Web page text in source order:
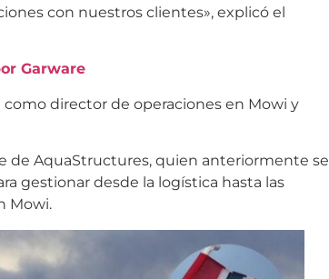
con nuestros clientes», explicó el
Garware
director de operaciones en Mowi y
de AquaStructures, quien anteriormente se
gestionar desde la logística hasta las
Mowi.